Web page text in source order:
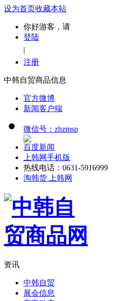
设为首页收藏本站
你好游客，请
登陆
|
注册
中韩自贸商品信息
官方微博
新闻客户端
微信号：zhzmsp
百度新闻
上韩网手机版
热线电话：0631-5916999
淘韩货 上韩网
资讯
中韩自贸
展会信息